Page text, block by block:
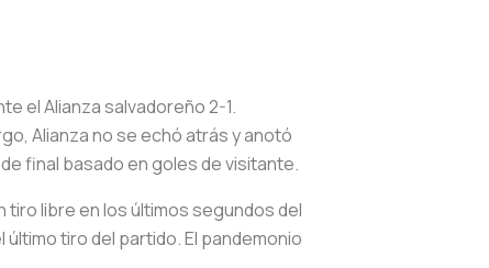
el Alianza salvadoreño 2-1.
Alianza no se echó atrás y anotó
final basado en goles de visitante.
libre en los últimos segundos del
tiro del partido. El pandemonio